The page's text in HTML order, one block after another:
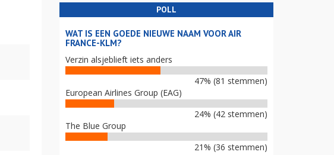
POLL
WAT IS EEN GOEDE NIEUWE NAAM VOOR AIR
FRANCE-KLM?
Verzin alsjeblieft iets anders
47% (81 stemmen)
European Airlines Group (EAG)
24% (42 stemmen)
The Blue Group
21% (36 stemmen)